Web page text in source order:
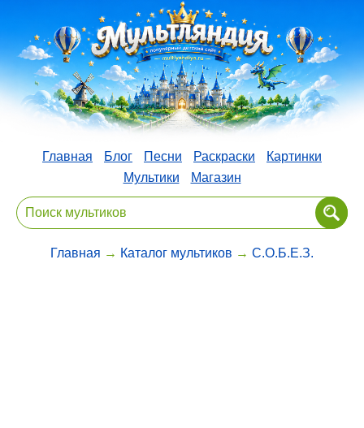
Главная Блог Песни Раскраски
Картинки
Мультики
Магазин
Главная → Каталог мультиков → С.О.Б.Е.З.